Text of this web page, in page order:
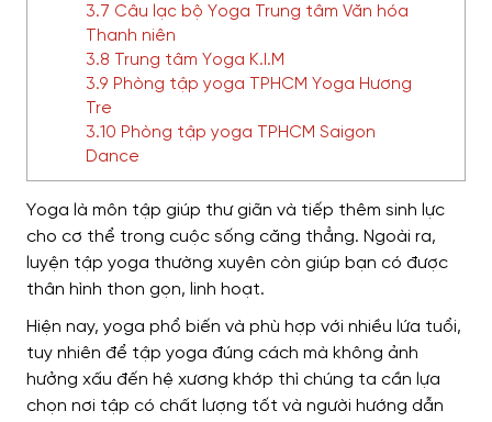
3.7 Câu lạc bộ Yoga Trung tâm Văn hóa
Thanh niên
3.8 Trung tâm Yoga K.I.M
3.9 Phòng tập yoga TPHCM Yoga Hương
Tre
3.10 Phòng tập yoga TPHCM Saigon
Dance
Yoga là môn tập giúp thư giãn và tiếp thêm sinh lực
cho cơ thể trong cuộc sống căng thẳng. Ngoài ra,
luyện tập yoga thường xuyên còn giúp bạn có được
thân hình thon gọn, linh hoạt.
Hiện nay, yoga phổ biến và phù hợp với nhiều lứa tuổi,
tuy nhiên để tập yoga đúng cách mà không ảnh
hưởng xấu đến hệ xương khớp thì chúng ta cần lựa
chọn nơi tập có chất lượng tốt và người hướng dẫn